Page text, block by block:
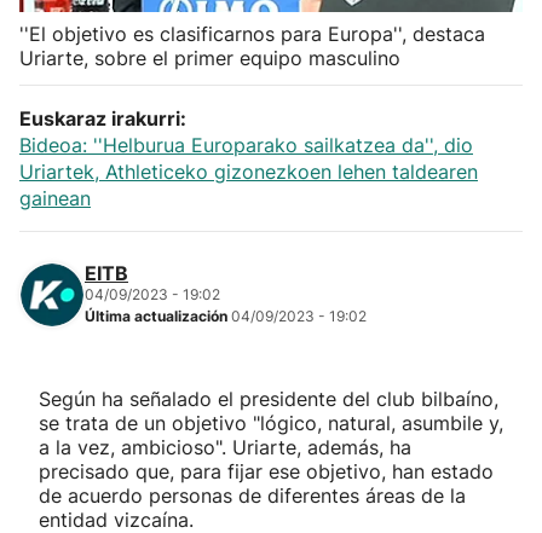
Atletismo
Más deportes
"Helmuga"
''El objetivo es clasificarnos para Europa'', destaca
Uriarte, sobre el primer equipo masculino
Euskaraz irakurri:
Bideoa: ''Helburua Europarako sailkatzea da'', dio
Uriartek, Athleticeko gizonezkoen lehen taldearen
gainean
EITB
04/09/2023 - 19:02
Última actualización 04/09/2023 - 19:02
Según ha señalado el presidente del club bilbaíno,
se trata de un objetivo "lógico, natural, asumbile y,
a la vez, ambicioso". Uriarte, además, ha
precisado que, para fijar ese objetivo, han estado
de acuerdo personas de diferentes áreas de la
entidad vizcaína.